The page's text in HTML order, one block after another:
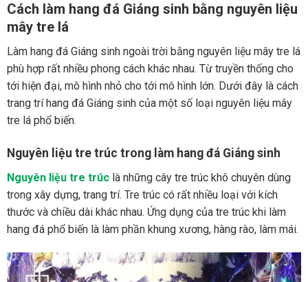
Cách làm hang đá Giáng sinh bằng nguyên liệu
mây tre lá
Làm hang đá Giáng sinh ngoài trời bằng nguyên liệu mây tre lá
phù hợp rất nhiều phong cách khác nhau. Từ truyền thống cho
tới hiện đại, mô hình nhỏ cho tới mô hình lớn. Dưới đây là cách
trang trí hang đá Giáng sinh của một số loại nguyên liệu mây
tre lá phổ biến.
Nguyên liệu tre trúc trong làm hang đá Giáng sinh
Nguyên liệu tre trúc là những cây tre trúc khô chuyên dùng
trong xây dựng, trang trí. Tre trúc có rất nhiều loại với kích
thước và chiều dài khác nhau. Ứng dụng của tre trúc khi làm
hang đá phổ biến là làm phần khung xương, hàng rào, làm mái.